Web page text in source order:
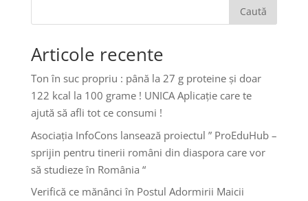
Caută
Articole recente
Ton în suc propriu : până la 27 g proteine și doar
122 kcal la 100 grame ! UNICA Aplicație care te
ajută să afli tot ce consumi !
Asociația InfoCons lansează proiectul ” ProEduHub –
sprijin pentru tinerii români din diaspora care vor
să studieze în România “
Verifică ce mănânci în Postul Adormirii Maicii